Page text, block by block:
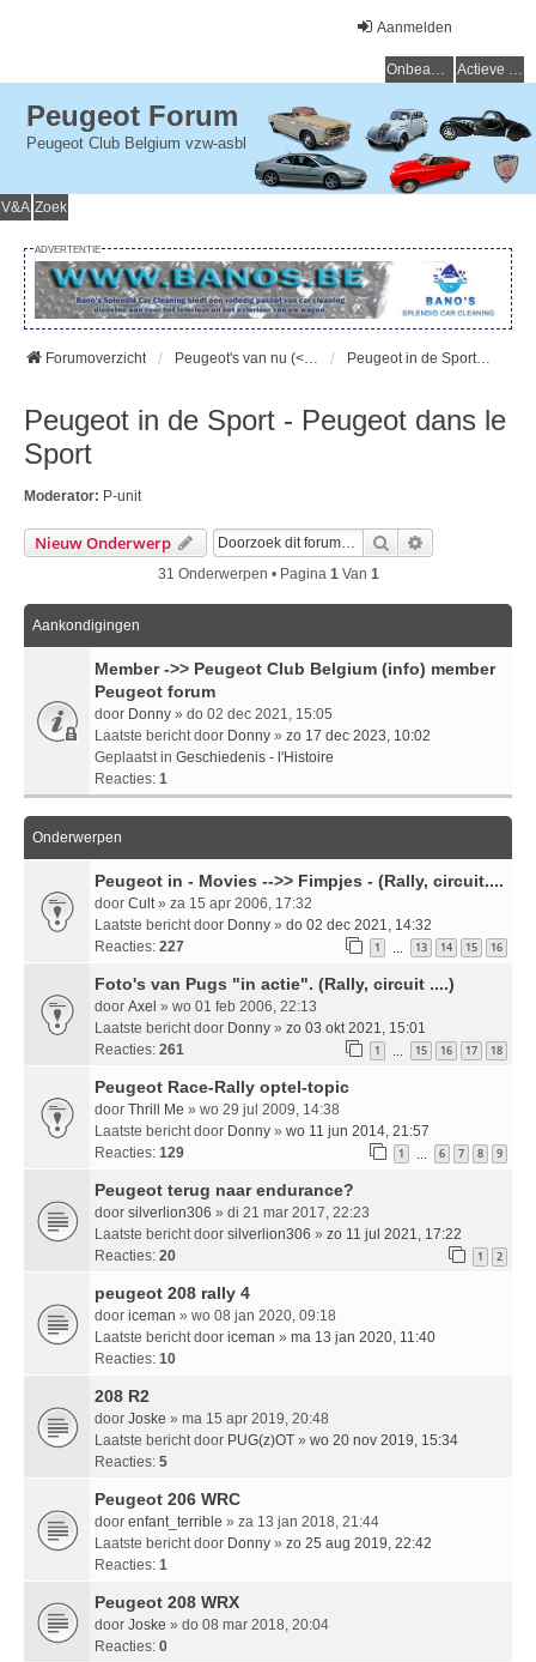
Aanmelden
Onbeantwoorde onderwerpen Actieve onderwerpen
Peugeot Forum
Peugeot Club Belgium vzw-asbl
V&A Zoek
ADVERTENTIE
Forumoverzicht Peugeot's van nu (< 15 jaar) - Peugeot d'aujourd'hui (< 15 ans) Peugeot in de Sport - Peugeot dans le Sport
Peugeot in de Sport - Peugeot dans le
Sport
Moderator: P-unit
Nieuw Onderwerp Zoek
31 Onderwerpen • Pagina 1Van 1
Aankondigingen
Member ->> Peugeot Club Belgium (info) member
Peugeot forum
door Donny » do 02 dec 2021, 15:05
Laatste bericht door Donny » zo 17 dec 2023, 10:02
Geplaatst in Geschiedenis - l'Histoire
Reacties: 1
Onderwerpen
Peugeot in - Movies -->> Fimpjes - (Rally, circuit....
door Cult» za 15 apr 2006, 17:32
Laatste bericht door Donny » do 02 dec 2021, 14:32
Reacties: 227 1 … 13 14 15 16
Foto's van Pugs "in actie". (Rally, circuit ....)
door Axel » wo 01 feb 2006, 22:13
Laatste bericht door Donny » zo 03 okt 2021, 15:01
Reacties: 261 1 … 15 16 17 18
Peugeot Race-Rally optel-topic
door Thrill Me » wo 29 jul 2009, 14:38
Laatste bericht door Donny » wo 11 jun 2014, 21:57
Reacties: 129 1 … 6 7 8 9
Peugeot terug naar endurance?
door silverlion306 » di 21 mar 2017, 22:23
Laatste bericht door silverlion306 » zo 11 jul 2021, 17:22
Reacties: 20 1 2
peugeot 208 rally 4
door iceman » wo 08 jan 2020, 09:18
Laatste bericht door iceman » ma 13 jan 2020, 11:40
Reacties: 10
208 R2
door Joske » ma 15 apr 2019, 20:48
Laatste bericht door PUG(z)OT » wo 20 nov 2019, 15:34
Reacties: 5
Peugeot 206 WRC
door enfant_terrible » za 13 jan 2018, 21:44
Laatste bericht door Donny » zo 25 aug 2019, 22:42
Reacties: 1
Peugeot 208 WRX
door Joske » do 08 mar 2018, 20:04
Reacties: 0